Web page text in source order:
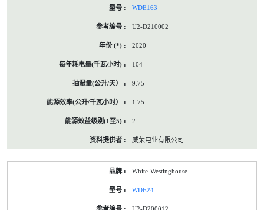
WDE163
U2-D210002
2020
104
9.75
1.75
2
威荣电业有限公司
White-Westinghouse
WDE24